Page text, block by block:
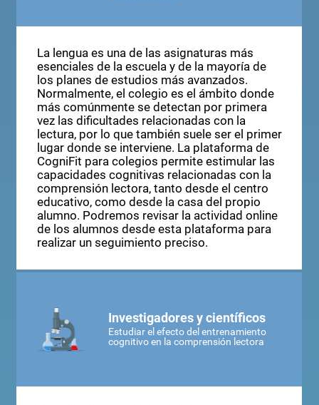
La lengua es una de las asignaturas más
esenciales de la escuela y de la mayoría de
los planes de estudios más avanzados.
Normalmente, el colegio es el ámbito donde
más comúnmente se detectan por primera
vez las dificultades relacionadas con la
lectura, por lo que también suele ser el primer
lugar donde se interviene. La plataforma de
CogniFit para colegios permite estimular las
capacidades cognitivas relacionadas con la
comprensión lectora, tanto desde el centro
educativo, como desde la casa del propio
alumno. Podremos revisar la actividad online
de los alumnos desde esta plataforma para
realizar un seguimiento preciso.
Investigadores y científicos
Estudiar el efecto del entrenamiento
cognitivo en la comprensión lectora